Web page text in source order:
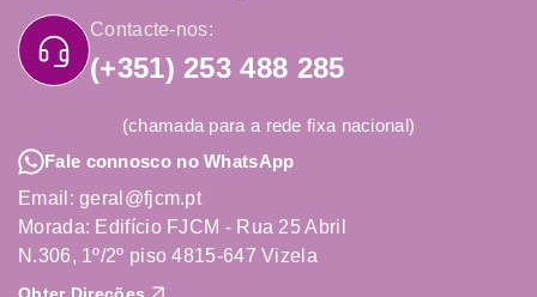
Contacte-nos:
(+351) 253 488 285
(chamada para a rede fixa nacional)
Fale connosco no WhatsApp
Email: geral@fjcm.pt
Morada: Edifício FJCM - Rua 25 Abril
N.306, 1º/2º piso 4815-647 Vizela